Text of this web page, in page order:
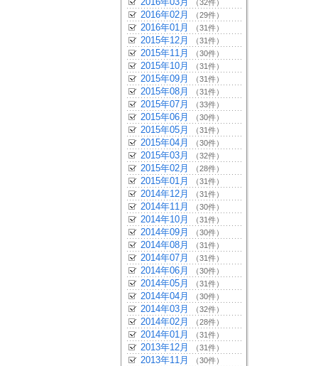
（32件）
2016年02月 （29件）
2016年01月 （31件）
2015年12月 （31件）
2015年11月 （30件）
2015年10月 （31件）
2015年09月 （31件）
2015年08月 （31件）
2015年07月 （33件）
2015年06月 （30件）
2015年05月 （31件）
2015年04月 （30件）
2015年03月 （32件）
2015年02月 （28件）
2015年01月 （31件）
2014年12月 （31件）
2014年11月 （30件）
2014年10月 （31件）
2014年09月 （30件）
2014年08月 （31件）
2014年07月 （31件）
2014年06月 （30件）
2014年05月 （31件）
2014年04月 （30件）
2014年03月 （32件）
2014年02月 （28件）
2014年01月 （31件）
2013年12月 （31件）
2013年11月 （30件）